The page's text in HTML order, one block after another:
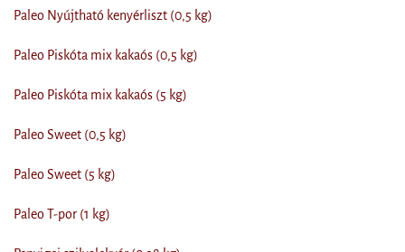
Paleo Nyújtható kenyérliszt (0,5 kg)
Paleo Piskóta mix kakaós (0,5 kg)
Paleo Piskóta mix kakaós (5 kg)
Paleo Sweet (0,5 kg)
Paleo Sweet (5 kg)
Paleo T-por (1 kg)